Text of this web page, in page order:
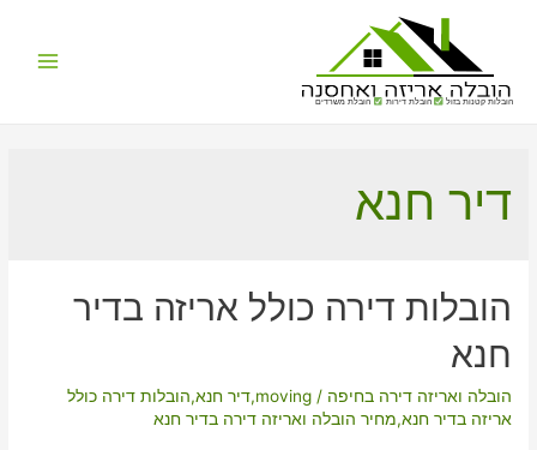
הובלות קטנות בזול הובלת דירות הובלת משרדים
דיר חנא
הובלות דירה כולל אריזה בדיר
חנא
הובלה ואריזה דירה בחיפה /
moving
,דיר חנא,הובלות דירה כולל
אריזה בדיר חנא,מחיר הובלה ואריזה דירה בדיר חנא